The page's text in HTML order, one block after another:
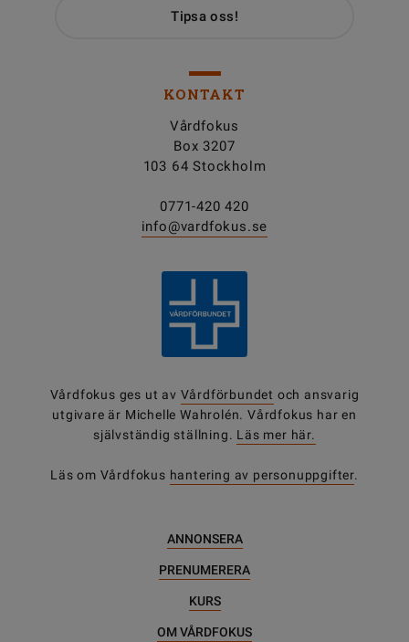
Tipsa oss!
KONTAKT
Vårdfokus
Box 3207
103 64 Stockholm
0771-420 420
info@vardfokus.se
Vårdfokus ges ut av Vårdförbundet och ansvarig
utgivare är Michelle Wahrolén. Vårdfokus har en
självständig ställning. Läs mer här.
Läs om Vårdfokus hantering av personuppgifter.
ANNONSERA
PRENUMERERA
KURS
OM VÅRDFOKUS